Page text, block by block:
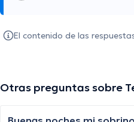
El contenido de las
Otras preguntas sobre